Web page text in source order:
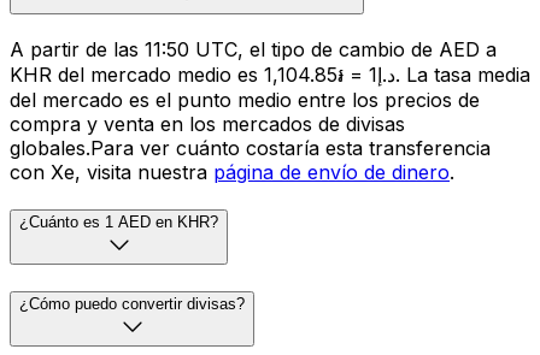
A partir de las 11:50 UTC, el tipo de cambio de AED a
KHR del mercado medio es د.إ1 = ៛1,104.85. La tasa media
del mercado es el punto medio entre los precios de
compra y venta en los mercados de divisas
globales.Para ver cuánto costaría esta transferencia
con Xe, visita nuestra página de envío de dinero.
¿Cuánto es 1 AED en KHR?
¿Cómo puedo convertir divisas?